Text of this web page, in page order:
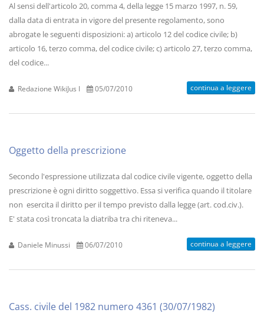
Al sensi dell'articolo 20, comma 4, della legge 15 marzo 1997, n. 59,
dalla data di entrata in vigore del presente regolamento, sono
abrogate le seguenti disposizioni: a) articolo 12 del codice civile; b)
articolo 16, terzo comma, del codice civile; c) articolo 27, terzo comma,
del codice...
Redazione WikiJus I 05/07/2010 continua a leggere
Oggetto della prescrizione
Secondo l'espressione utilizzata dal codice civile vigente, oggetto della
prescrizione è ogni diritto soggettivo. Essa si verifica quando il titolare
non esercita il diritto per il tempo previsto dalla legge (art. cod.civ.).
E' stata così troncata la diatriba tra chi riteneva...
Daniele Minussi 06/07/2010 continua a leggere
Cass. civile del 1982 numero 4361 (30/07/1982)